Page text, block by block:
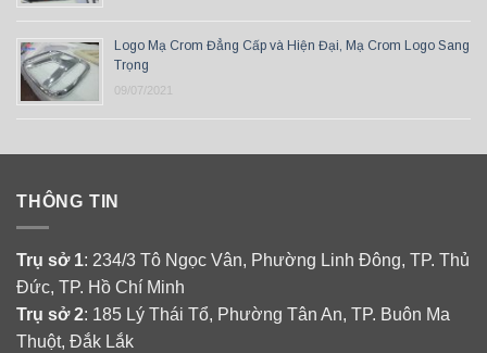
Logo Mạ Crom Đẳng Cấp và Hiện Đại, Mạ Crom Logo Sang
Trọng
09/07/2021
THÔNG TIN
Trụ sở 1: 234/3 Tô Ngọc Vân, Phường Linh Đông, TP. Thủ
Đức, TP. Hồ Chí Minh
Trụ sở 2: 185 Lý Thái Tổ, Phường Tân An, TP. Buôn Ma
Thuột, Đắk Lắk